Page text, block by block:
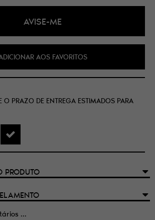
AVISE-ME
AOS FAVORITOS
O PRAZO DE ENTREGA ESTIMADOS PARA
PRODUTO
...